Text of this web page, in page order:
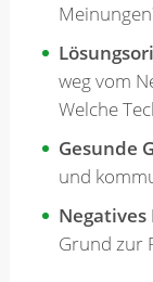
weg vom
Welche
Gesunde
und
Negatives
Grund zur